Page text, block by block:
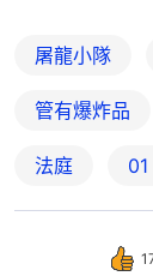
屠龍小隊
管有爆炸品
法庭